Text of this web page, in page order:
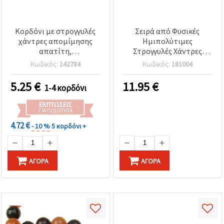
Κορδόνι με στρογγυλές
χάντρες απομίμησης
απατίτη,
γαλαζοπράσινες
εμπνευσμένες από τον
ωκεανό, 10 mm, περ. 38
τεμ. – Γυαλισμένες, όψη
πολύτιμου λίθου για
κατασκευή κοσμημάτων
& DIY χειροτεχνίες
Κωδικός: 142784
5.25€ 1-4 κορδόνι
ΕΚΠΤΏΣΕΙΣ
ΓΙΑ ΠΟΣΌΤΗΤΑ
4.72 €- 10 %5 κορδόνι +
ΑΓΟΡΆ
Σειρά από Φυσικές
Ημιπολύτιμες
Στρογγυλές Χάντρες
Αζουρίτης-Μαλαχίτης,
Ø10 mm, ~39 τεμ.
Κωδικός: 181004
11.95€
ΑΓΟΡΆ